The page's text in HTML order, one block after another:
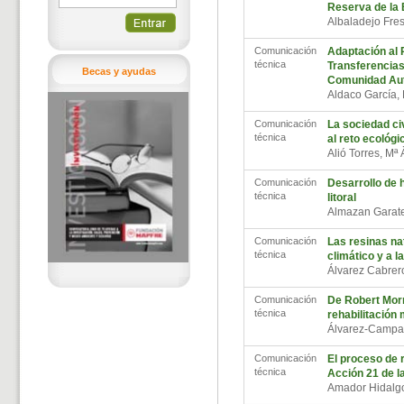
Becas y ayudas
Reserva de la
Albaladejo
Comunicación
técnica
Adaptación al
Comunidad
Aldaco
Comunicación
técnica
La sociedad
al reto
Alió Torres,
Comunicación
técnica
Desarrollo de
litoral
Almazan
Comunicación
técnica
Las resinas
climático y a
Álvarez
Comunicación
técnica
De Robert
rehabilitación
Álvarez-
Comunicación
técnica
El proceso de
Acción 21 de
Amador